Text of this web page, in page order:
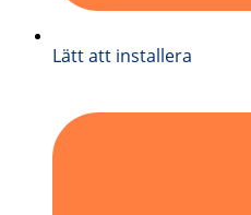
Lätt att installera